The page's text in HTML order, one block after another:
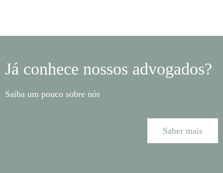
Já conhece nossos advogados?
Saiba um pouco sobre nós
Saber mais